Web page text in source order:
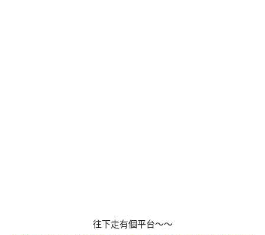
往下走有個平台～～